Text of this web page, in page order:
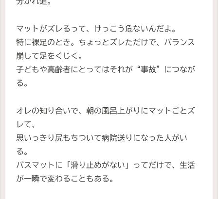
マットがズレるって、けっこう危ないんだよ。
特に裸足のとき。ちょっとズレただけで、バランス
崩して足をくじく。
子どもや高齢者にとってはそれが“事故”につなが
る。
オレの知り合いで、朝の風呂上がりにマットごとズ
レて、
思いっきり尻もちついて病院送りになった人がい
る。
バスマットに「滑り止めがない」ってだけで、生活
が一瞬で変わることもある。